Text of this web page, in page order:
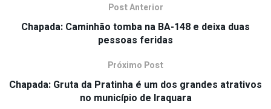
Post Anterior
Chapada: Caminhão tomba na BA-148 e deixa duas
pessoas feridas
Próximo Post
Chapada: Gruta da Pratinha é um dos grandes atrativos
no município de Iraquara